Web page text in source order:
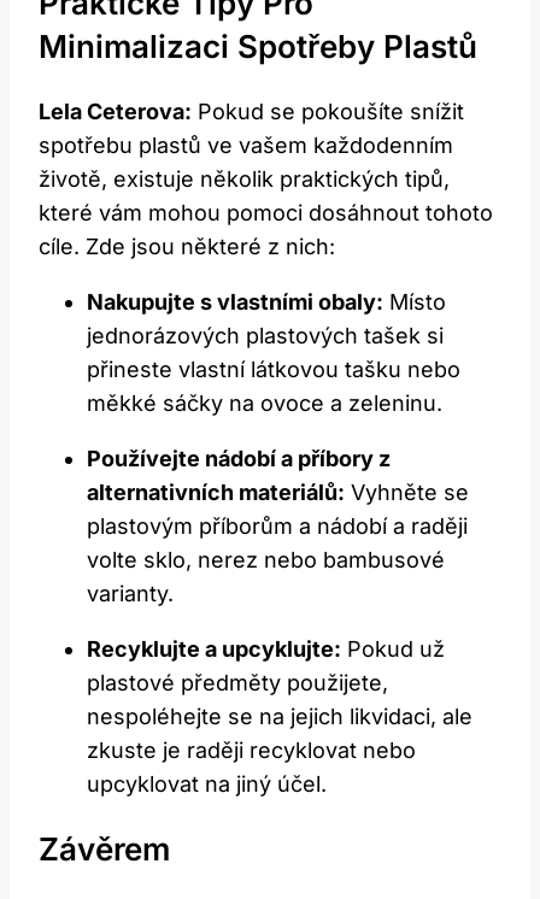
Minimalizaci Spotřeby Plastů
Lela Ceterova: Pokud se pokoušíte snížit
spotřebu plastů ve vašem každodenním
životě, existuje několik praktických tipů,
které vám mohou pomoci dosáhnout tohoto
cíle. Zde jsou některé z nich:
Nakupujte s vlastními obaly: Místo
jednorázových plastových tašek si
přineste vlastní látkovou tašku nebo
měkké sáčky na ovoce a zeleninu.
Používejte nádobí a příbory z
alternativních materiálů: Vyhněte se
plastovým příborům a nádobí a raději
volte sklo, nerez nebo bambusové
varianty.
Recyklujte a upcyklujte: Pokud už
plastové předměty použijete,
nespoléhejte se na jejich likvidaci, ale
zkuste je raději recyklovat nebo
upcyklovat na jiný účel.
Závěrem